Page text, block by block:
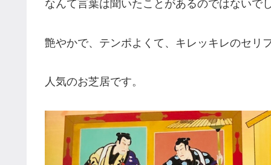
なんて言葉は聞いたことがあるのではないで
艶やかで、テンポよくて、キレッキレのセリ
人気のお芝居です。